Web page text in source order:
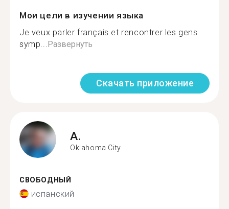
Мои цели в изучении языка
Je veux parler français et rencontrer les gens
symp...Развернуть
Скачать приложение
A.
Oklahoma City
СВОБОДНЫЙ
испанский